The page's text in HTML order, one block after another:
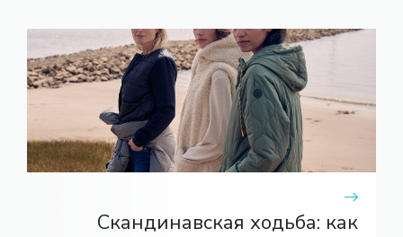
Скандинавская ходьба: как